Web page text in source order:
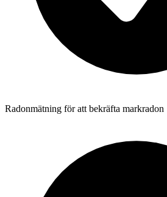
Radonmätning för att bekräfta markradon